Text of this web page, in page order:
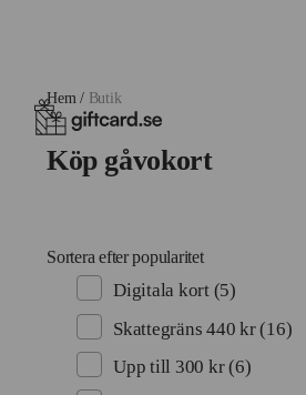
Hem / Butik
Köp gåvokort
Digitala kort (5)
Skattegräns 440 kr(16)
Upp till 300 kr(6)